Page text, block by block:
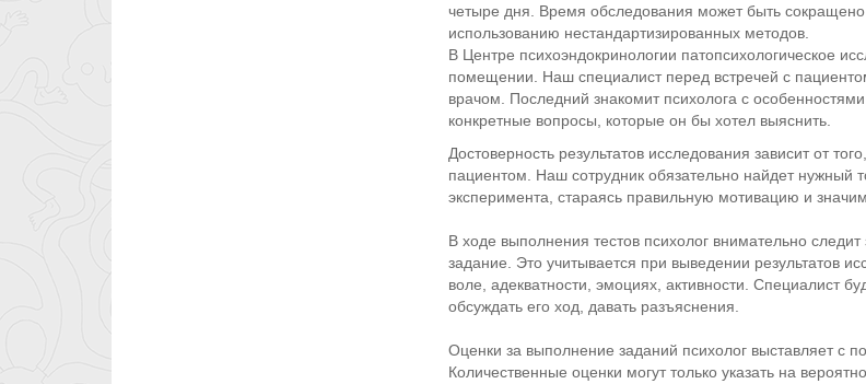
четыре дня. Время обследования может быть
использованию нестандартизированных методов.
В Центре психоэндокринологии патопсихологическое
помещении. Наш специалист перед встречей с
врачом. Последний знакомит психолога с
конкретные вопросы, которые он бы хотел выяснить.
Достоверность результатов исследования зависит от
пациентом. Наш сотрудник обязательно найдет нужный
эксперимента, стараясь правильную мотивацию и
В ходе выполнения тестов психолог внимательно
задание. Это учитывается при выведении результатов
воле, адекватности, эмоциях, активности. Специалист
обсуждать его ход, давать разъяснения.
Оценки за выполнение заданий психолог выставляет с
Количественные оценки могут только указать на